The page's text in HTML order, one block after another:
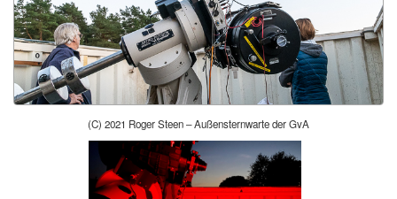
(C) 2021 Roger Steen – Außensternwarte der GvA